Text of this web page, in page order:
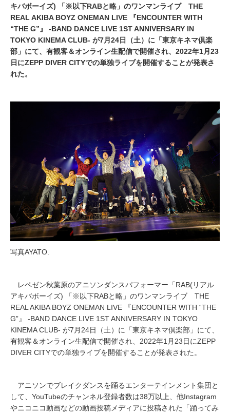
キバボーイズ) 「※以下RABと略」のワンマンライブ THE
REAL AKIBA BOYZ ONEMAN LIVE 『ENCOUNTER WITH
“THE G”』 -BAND DANCE LIVE 1ST ANNIVERSARY IN
TOKYO KINEMA CLUB- が7月24日（土）に「東京キネマ倶楽
部」にて、有観客＆オンライン生配信で開催され、2022年1月23
日にZEPP DIVER CITYでの単独ライブを開催することが発表さ
れた。
写真AYATO.
レペゼン秋葉原のアニソンダンスパフォーマー「RAB(リアル
アキバボーイズ) 「※以下RABと略」のワンマンライブ THE
REAL AKIBA BOYZ ONEMAN LIVE 『ENCOUNTER WITH “THE
G”』 -BAND DANCE LIVE 1ST ANNIVERSARY IN TOKYO
KINEMA CLUB- が7月24日（土）に「東京キネマ倶楽部」にて、
有観客＆オンライン生配信で開催され、2022年1月23日にZEPP
DIVER CITYでの単独ライブを開催することが発表された。
アニソンでブレイクダンスを踊るエンターテインメント集団と
して、YouTubeのチャンネル登録者数は38万以上、他Instagram
やニコニコ動画などの動画投稿メディアに投稿された「踊ってみ